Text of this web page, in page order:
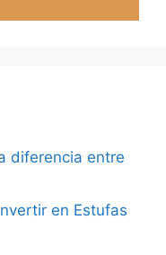
diferencia entre
en Estufas